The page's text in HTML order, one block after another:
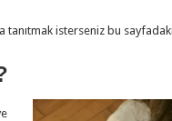
tanıtmak isterseniz bu